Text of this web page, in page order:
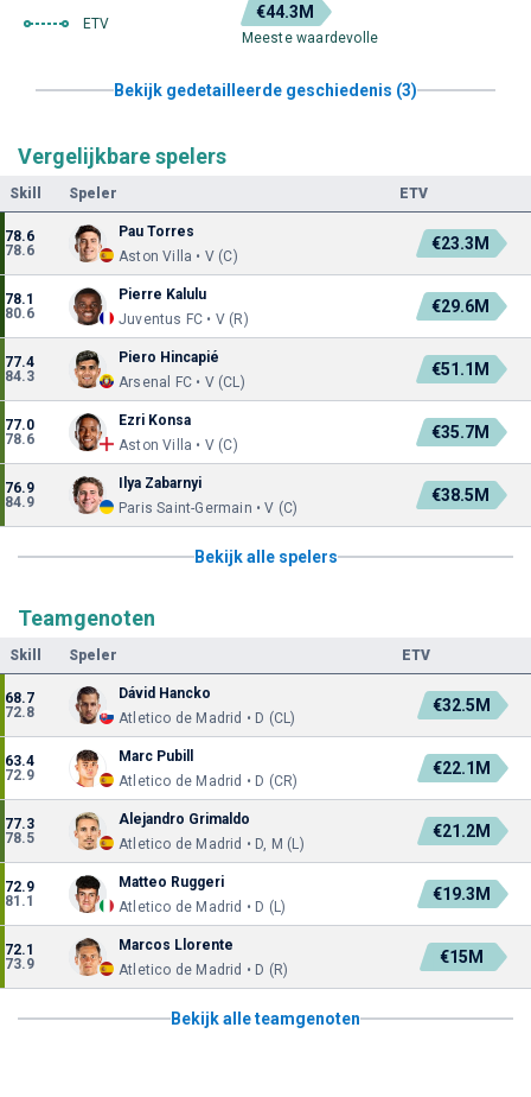
ETV
€44.3M
Meeste waardevolle
Bekijk gedetailleerde geschiedenis (3)
Vergelijkbare spelers
Skill Speler ETV
78.6
78.6
Pau Torres
Aston Villa • V (C)
€23.3M
78.1
80.6
Pierre Kalulu
Juventus FC • V (R)
€29.6M
77.4
84.3
Piero Hincapié
Arsenal FC • V (CL)
€51.1M
77.0
78.6
Ezri Konsa
Aston Villa • V (C)
€35.7M
76.9
84.9
Ilya Zabarnyi
Paris Saint-Germain • V (C)
€38.5M
Bekijk alle spelers
Teamgenoten
Skill Speler ETV
68.7
72.8
Dávid Hancko
Atletico de Madrid • D (CL)
€32.5M
63.4
72.9
Marc Pubill
Atletico de Madrid • D (CR)
€22.1M
77.3
78.5
Alejandro Grimaldo
Atletico de Madrid • D, M (L)
€21.2M
72.9
81.1
Matteo Ruggeri
Atletico de Madrid • D (L)
€19.3M
72.1
73.9
Marcos Llorente
Atletico de Madrid • D (R)
€15M
Bekijk alle teamgenoten